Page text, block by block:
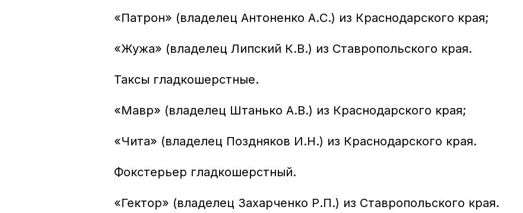
«Патрон» (владелец Антоненко А.С.) из Краснодарского края;
«Жужа» (владелец Липский К.В.) из Ставропольского края.
Таксы гладкошерстные.
«Мавр» (владелец Штанько А.В.) из Краснодарского края;
«Чита» (владелец Поздняков И.Н.) из Краснодарского края.
Фокстерьер гладкошерстный.
«Гектор» (владелец Захарченко Р.П.) из Ставропольского края.